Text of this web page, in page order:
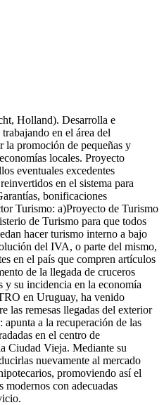
Holland). Desarrolla e
en el área del
la promoción de pequeñas y
locales. Proyecto
eventuales excedentes
en el sistema para
bonificaciones
Turismo: a)Proyecto de Turismo
de Turismo para que todos
hacer turismo interno a bajo
del IVA, o parte del mismo,
en el país que compren artículos
de la llegada de cruceros
y su incidencia en la economía
en Uruguay, ha venido
las remesas llegadas del exterior
a la recuperación de las
en el centro de
Ciudad Vieja. Mediante su
nuevamente al mercado
promoviendo así el
modernos con adecuadas